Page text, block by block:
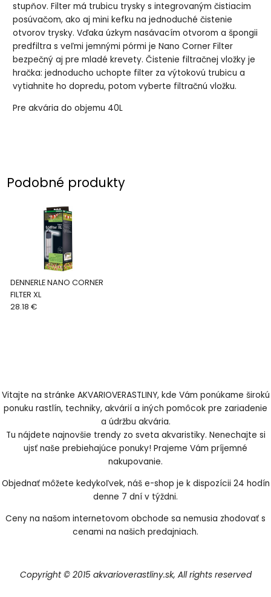
stupňov. Filter má trubicu trysky s integrovaným čistiacim
posúvačom, ako aj mini kefku na jednoduché čistenie
otvorov trysky. Vďaka úzkym nasávacím otvorom a špongii
predfiltra s veľmi jemnými pórmi je Nano Corner Filter
bezpečný aj pre mladé krevety. Čistenie filtračnej vložky je
hračka: jednoducho uchopte filter za výtokovú trubicu a
vytiahnite ho dopredu, potom vyberte filtračnú vložku.
Pre akvária do objemu 40L
Podobné produkty
DENNERLE NANO CORNER
FILTER XL
28.18 €
Vitajte na stránke AKVARIOVERASTLINY, kde Vám ponúkame širokú
ponuku rastlín, techniky, akvárií a iných pomôcok pre zariadenie
a údržbu akvária.
Tu nájdete najnovšie trendy zo sveta akvaristiky. Nenechajte si
ujsť naše prebiehajúce ponuky! Prajeme Vám príjemné
nakupovanie.
Objednať môžete kedykoľvek, náš e-shop je k dispozícii 24 hodín
denne 7 dní v týždni.
Ceny na našom internetovom obchode sa nemusia zhodovať s
cenami na našich predajniach.
Copyright © 2015 akvarioverastliny.sk, All rights reserved